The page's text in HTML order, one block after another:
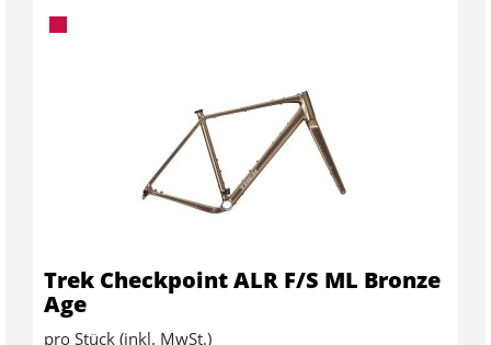
Trek Checkpoint ALR F/S ML Bronze
Age
pro Stück (inkl. MwSt.)